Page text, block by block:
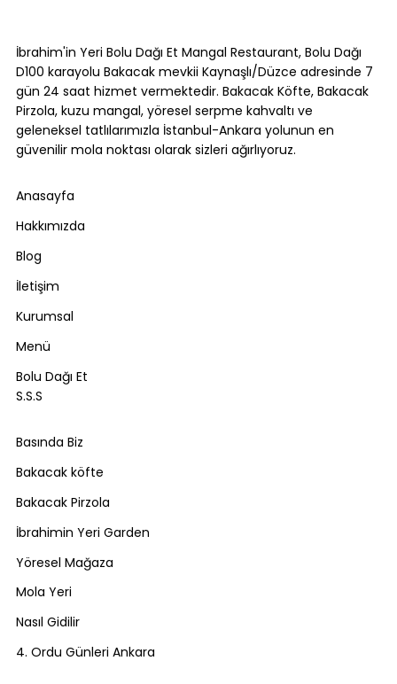
Çekiliş Fırsatları
İbrahim'in Yeri Bolu Dağı Et Mangal Restaurant, Bolu Dağı
D100 karayolu Bakacak mevkii Kaynaşlı/Düzce adresinde 7
gün 24 saat hizmet vermektedir. Bakacak Köfte, Bakacak
Pirzola, kuzu mangal, yöresel serpme kahvaltı ve
geleneksel tatlılarımızla İstanbul-Ankara yolunun en
güvenilir mola noktası olarak sizleri ağırlıyoruz.
Anasayfa
Hakkımızda
Blog
İletişim
Kurumsal
Menü
Bolu Dağı Et
S.S.S
Basında Biz
Bakacak köfte
Bakacak Pirzola
İbrahimin Yeri Garden
Yöresel Mağaza
Mola Yeri
Nasıl Gidilir
4. Ordu Günleri Ankara